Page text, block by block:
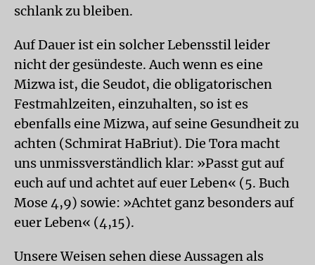
schlank zu bleiben.
Auf Dauer ist ein solcher Lebensstil leider
nicht der gesündeste. Auch wenn es eine
Mizwa ist, die Seudot, die obligatorischen
Festmahlzeiten, einzuhalten, so ist es
ebenfalls eine Mizwa, auf seine Gesundheit zu
achten (Schmirat HaBriut). Die Tora macht
uns unmissverständlich klar: »Passt gut auf
euch auf und achtet auf euer Leben« (5. Buch
Mose 4,9) sowie: »Achtet ganz besonders auf
euer Leben« (4,15).
Unsere Weisen sehen diese Aussagen als